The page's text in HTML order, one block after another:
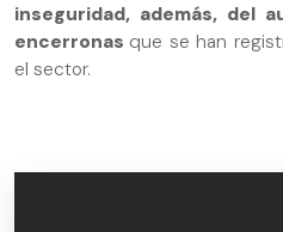
inseguridad, además, del
encerronas que se han
el sector.